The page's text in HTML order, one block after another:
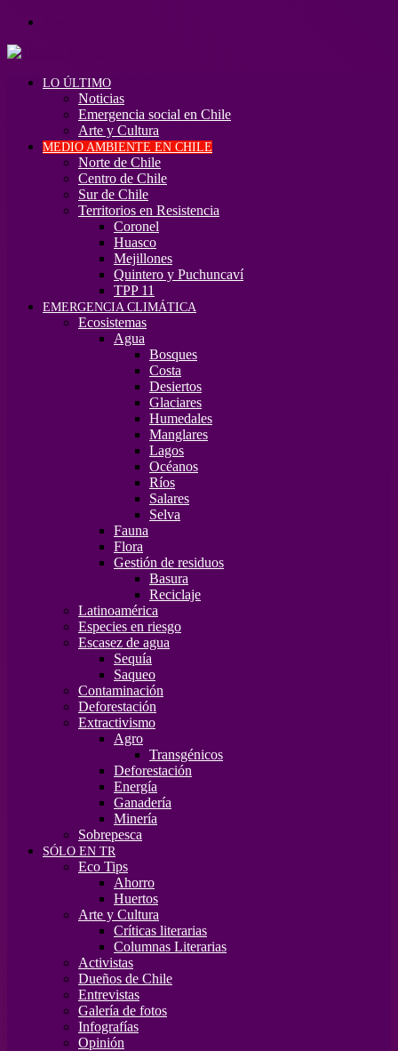
LO ÚLTIMO
Noticias
Emergencia social en Chile
Arte y Cultura
MEDIO AMBIENTE EN CHILE
Norte de Chile
Centro de Chile
Sur de Chile
Territorios en Resistencia
Coronel
Huasco
Mejillones
Quintero y Puchuncaví
TPP 11
EMERGENCIA CLIMÁTICA
Ecosistemas
Agua
Bosques
Costa
Desiertos
Glaciares
Humedales
Manglares
Lagos
Océanos
Ríos
Salares
Selva
Fauna
Flora
Gestión de residuos
Basura
Reciclaje
Latinoamérica
Especies en riesgo
Escasez de agua
Sequía
Saqueo
Contaminación
Deforestación
Extractivismo
Agro
Transgénicos
Deforestación
Energía
Ganadería
Minería
Sobrepesca
SÓLO EN TR
Eco Tips
Ahorro
Huertos
Arte y Cultura
Críticas literarias
Columnas Literarias
Activistas
Dueños de Chile
Entrevistas
Galería de fotos
Infografías
Opinión